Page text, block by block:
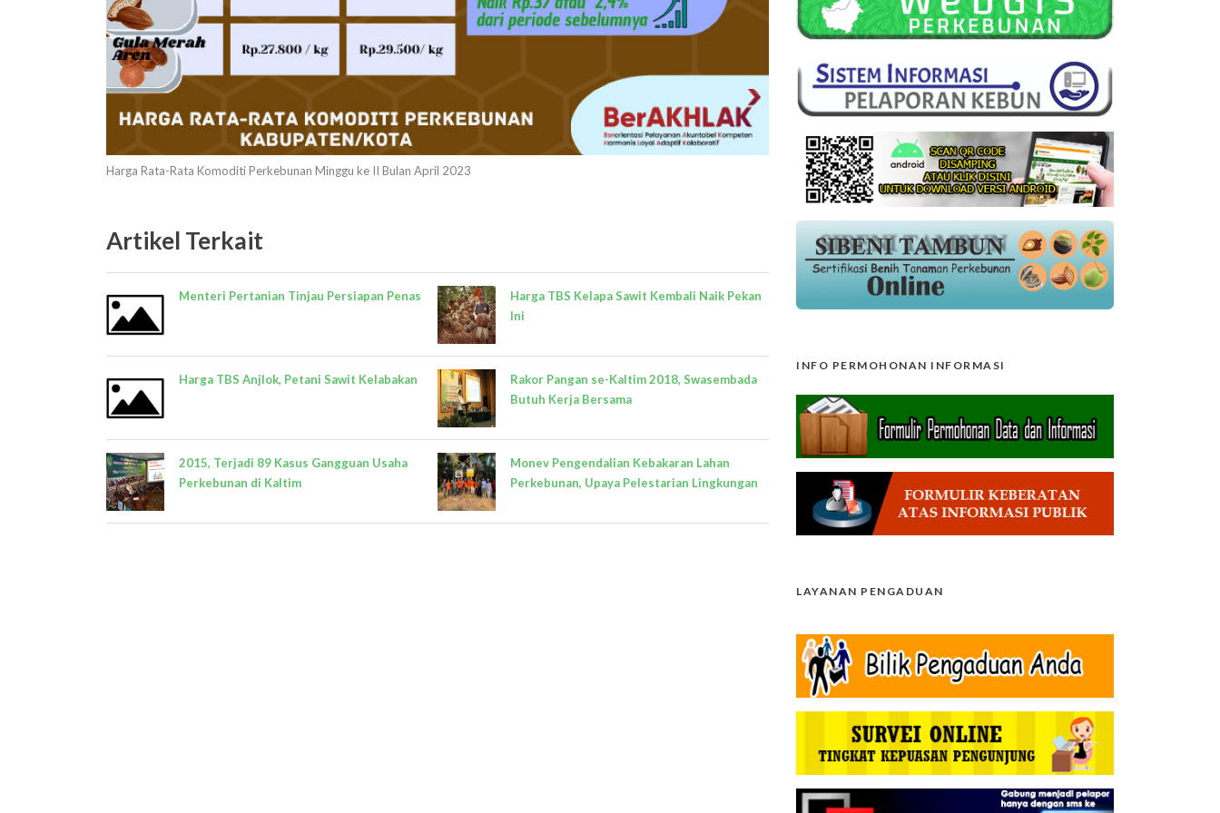
Harga Rata-Rata Komoditi Perkebunan Minggu ke II Bulan April 2023
Artikel Terkait
Menteri Pertanian Tinjau Persiapan Penas
Harga TBS Anjlok, Petani Sawit Kelabakan
2015, Terjadi 89 Kasus Gangguan Usaha
Perkebunan di Kaltim
Harga TBS Kelapa Sawit Kembali Naik Pekan
Ini
Rakor Pangan se-Kaltim 2018, Swasembada
Butuh Kerja Bersama
Monev Pengendalian Kebakaran Lahan
Perkebunan, Upaya Pelestarian Lingkungan
INFO PERMOHONAN INFORMASI
LAYANAN PENGADUAN